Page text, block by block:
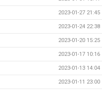
2023-01-27 21:45
2023-01-24 22:38
2023-01-20 15:25
2023-01-17 10:16
2023-01-13 14:04
2023-01-11 23:00